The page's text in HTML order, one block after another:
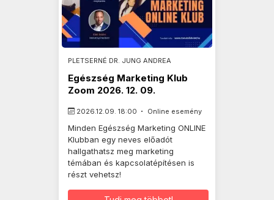
PLETSERNÉ DR. JUNG ANDREA
Egészség Marketing Klub
Zoom 2026. 12. 09.
2026.12.09. 18:00 Online esemény
Minden Egészség Marketing ONLINE
Klubban egy neves előadót
hallgathatsz meg marketing
témában és kapcsolatépítésen is
részt vehetsz!